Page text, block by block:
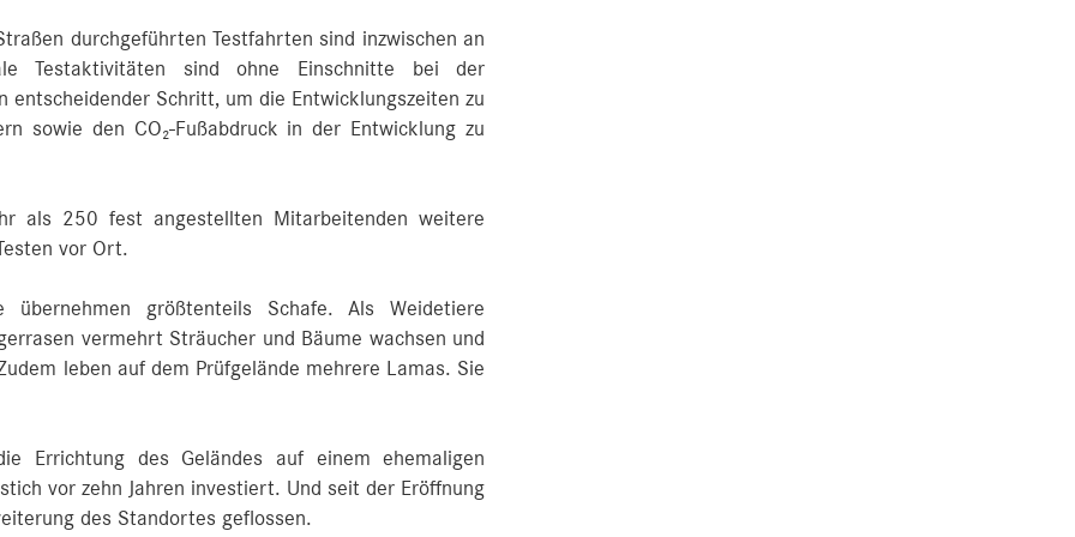
durchgeführten Testfahrten sind inzwischen an
Testaktivitäten sind ohne Einschnitte bei der
Schritt, um die Entwicklungszeiten zu
sowie den CO₂-Fußabdruck in der Entwicklung zu
als 250 fest angestellten Mitarbeitenden weitere
vor Ort.
übernehmen größtenteils Schafe. Als Weidetiere
vermehrt Sträucher und Bäume wachsen und
leben auf dem Prüfgelände mehrere Lamas. Sie
Errichtung des Geländes auf einem ehemaligen
vor zehn Jahren investiert. Und seit der Eröffnung
des Standortes geflossen.